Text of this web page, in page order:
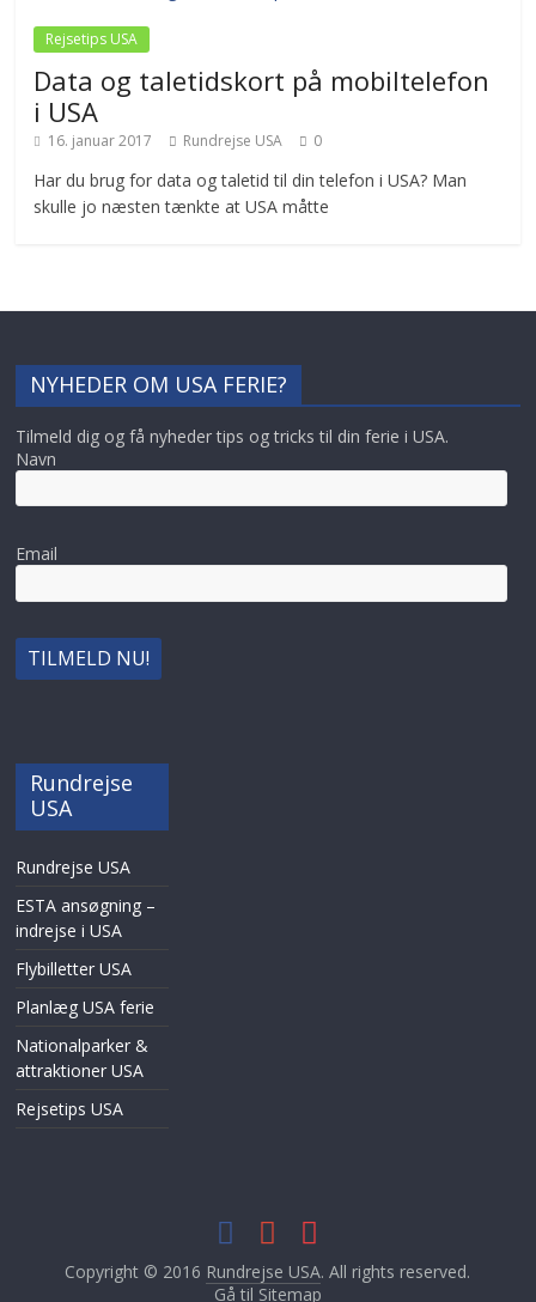
Rejsetips USA
Data og taletidskort på mobiltelefon
i USA
16. januar 2017 Rundrejse USA 0
Har du brug for data og taletid til din telefon i USA? Man
skulle jo næsten tænkte at USA måtte
NYHEDER OM USA FERIE?
Tilmeld dig og få nyheder tips og tricks til din ferie i USA.
Navn
Email
Rundrejse
USA
Rundrejse USA
ESTA ansøgning –
indrejse i USA
Flybilletter USA
Planlæg USA ferie
Nationalparker &
attraktioner USA
Rejsetips USA
Copyright © 2016 Rundrejse USA. All rights reserved.
Gå til Sitemap